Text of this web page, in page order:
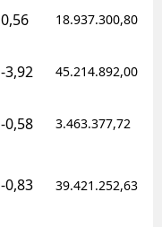
0,56 18.937.300,80
-3,92 45.214.892,00
-0,58 3.463.377,72
-0,83 39.421.252,63